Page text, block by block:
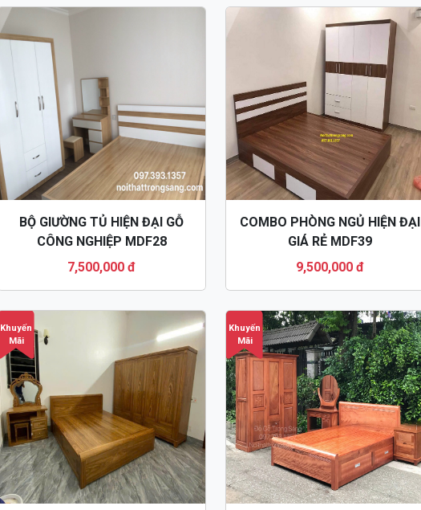
BỘ GIƯỜNG TỦ HIỆN ĐẠI GỖ
CÔNG NGHIỆP MDF28
7,500,000 đ
COMBO PHÒNG NGỦ HIỆN ĐẠI
GIÁ RẺ MDF39
9,500,000 đ
Khuyến
Mãi
Khuyến
Mãi